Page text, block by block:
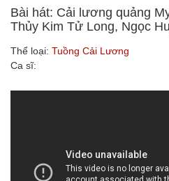
Bài hát: Cải lương quảng
Thủy Kim Tử Long, Ngọc
Thể loại: Tuồng Cải Lương
Ca sĩ: